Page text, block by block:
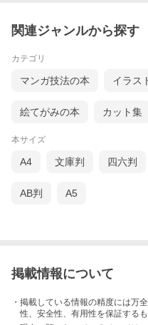
関連ジャンルから探す
カテゴリ
マンガ技法の本 イラス
絵てがみの本 カット集
本サイズ
A4 文庫判 四六判
AB判 A5
掲載情報について
・掲載している情報の精度には万
性、安全性、有用性を保証する